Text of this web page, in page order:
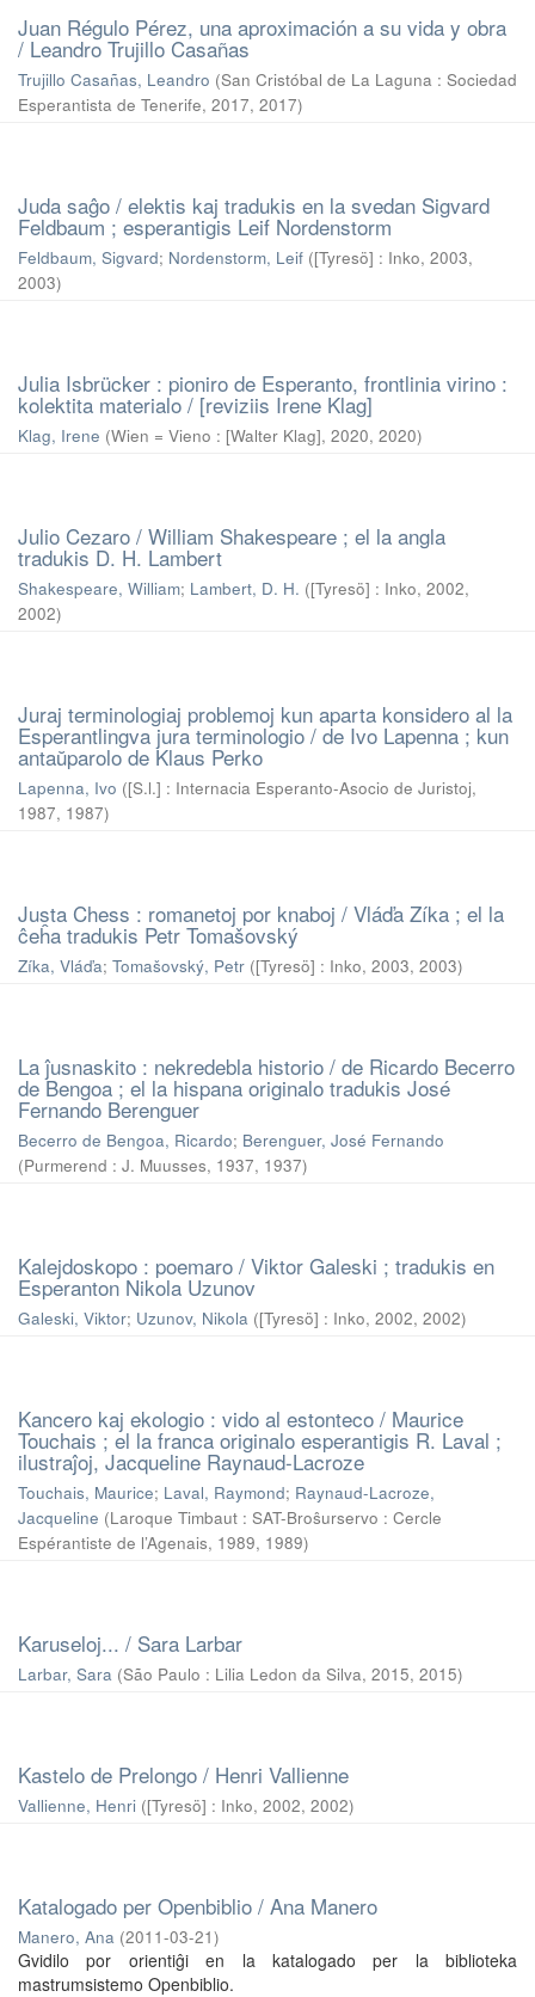
Juan Régulo Pérez, una aproximación a su vida y obra
/ Leandro Trujillo Casañas
Trujillo Casañas, Leandro (San Cristóbal de La Laguna : Sociedad
Esperantista de Tenerife, 2017, 2017)
Juda saĝo / elektis kaj tradukis en la svedan Sigvard
Feldbaum ; esperantigis Leif Nordenstorm
Feldbaum, Sigvard; Nordenstorm, Leif ([Tyresö] : Inko, 2003,
2003)
Julia Isbrücker : pioniro de Esperanto, frontlinia virino :
kolektita materialo / [reviziis Irene Klag]
Klag, Irene (Wien = Vieno : [Walter Klag], 2020, 2020)
Julio Cezaro / William Shakespeare ; el la angla
tradukis D. H. Lambert
Shakespeare, William; Lambert, D. H. ([Tyresö] : Inko, 2002,
2002)
Juraj terminologiaj problemoj kun aparta konsidero al la
Esperantlingva jura terminologio / de Ivo Lapenna ; kun
antaŭparolo de Klaus Perko
Lapenna, Ivo ([S.l.] : Internacia Esperanto-Asocio de Juristoj,
1987, 1987)
Justa Chess : romanetoj por knaboj / Vláďa Zíka ; el la
ĉeĥa tradukis Petr Tomašovský
Zíka, Vláďa; Tomašovský, Petr ([Tyresö] : Inko, 2003, 2003)
La ĵusnaskito : nekredebla historio / de Ricardo Becerro
de Bengoa ; el la hispana originalo tradukis José
Fernando Berenguer
Becerro de Bengoa, Ricardo; Berenguer, José Fernando
(Purmerend : J. Muusses, 1937, 1937)
Kalejdoskopo : poemaro / Viktor Galeski ; tradukis en
Esperanton Nikola Uzunov
Galeski, Viktor; Uzunov, Nikola ([Tyresö] : Inko, 2002, 2002)
Kancero kaj ekologio : vido al estonteco / Maurice
Touchais ; el la franca originalo esperantigis R. Laval ;
ilustraĵoj, Jacqueline Raynaud-Lacroze
Touchais, Maurice; Laval, Raymond; Raynaud-Lacroze,
Jacqueline (Laroque Timbaut : SAT-Broŝurservo : Cercle
Espérantiste de l’Agenais, 1989, 1989)
Karuseloj... / Sara Larbar
Larbar, Sara (São Paulo : Lilia Ledon da Silva, 2015, 2015)
Kastelo de Prelongo / Henri Vallienne
Vallienne, Henri ([Tyresö] : Inko, 2002, 2002)
Katalogado per Openbiblio / Ana Manero
Manero, Ana (2011-03-21)
Gvidilo por orientiĝi en la katalogado per la biblioteka
mastrumsistemo Openbiblio.